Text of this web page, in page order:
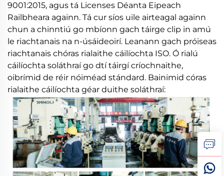
9001:2015, agus tá Licenses Déanta Eipeach
Railbheara againn. Tá cur síos uile airteagal againn
chun a chinntiú go mbíonn gach táirge clip in amú
le riachtanais na n-úsáideoirí. Leanann gach próiseas
riachtanais chóras rialaithe cáilíochta ISO. Ó rialú
cáilíochta soláthraí go dtí táirgí críochnaithe,
oibrímid de réir nóiméad stándard. Bainimid córas
rialaithe cáilíochta géar duithe soláthraí: